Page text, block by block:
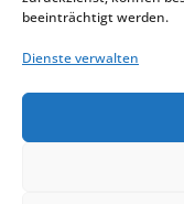
beeinträchtigt werden.
Dienste verwalten
Startseite
Kontakt
Impressum